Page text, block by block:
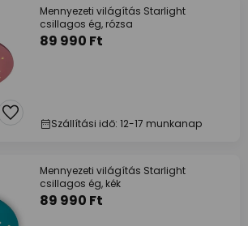
Mennyezeti világítás Starlight
csillagos ég, rózsa
89 990 Ft
Szállítási idő: 12-17 munkanap
Mennyezeti világítás Starlight
csillagos ég, kék
89 990 Ft